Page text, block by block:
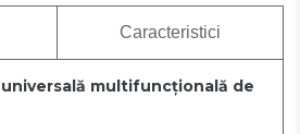
Caracteristici
multifuncțională de